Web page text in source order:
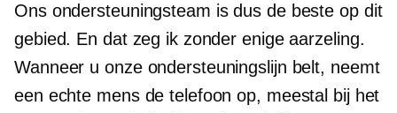
Ons ondersteuningsteam is dus de beste op dit
gebied. En dat zeg ik zonder enige aarzeling.
Wanneer u onze ondersteuningslijn belt, neemt
een echte mens de telefoon op, meestal bij het